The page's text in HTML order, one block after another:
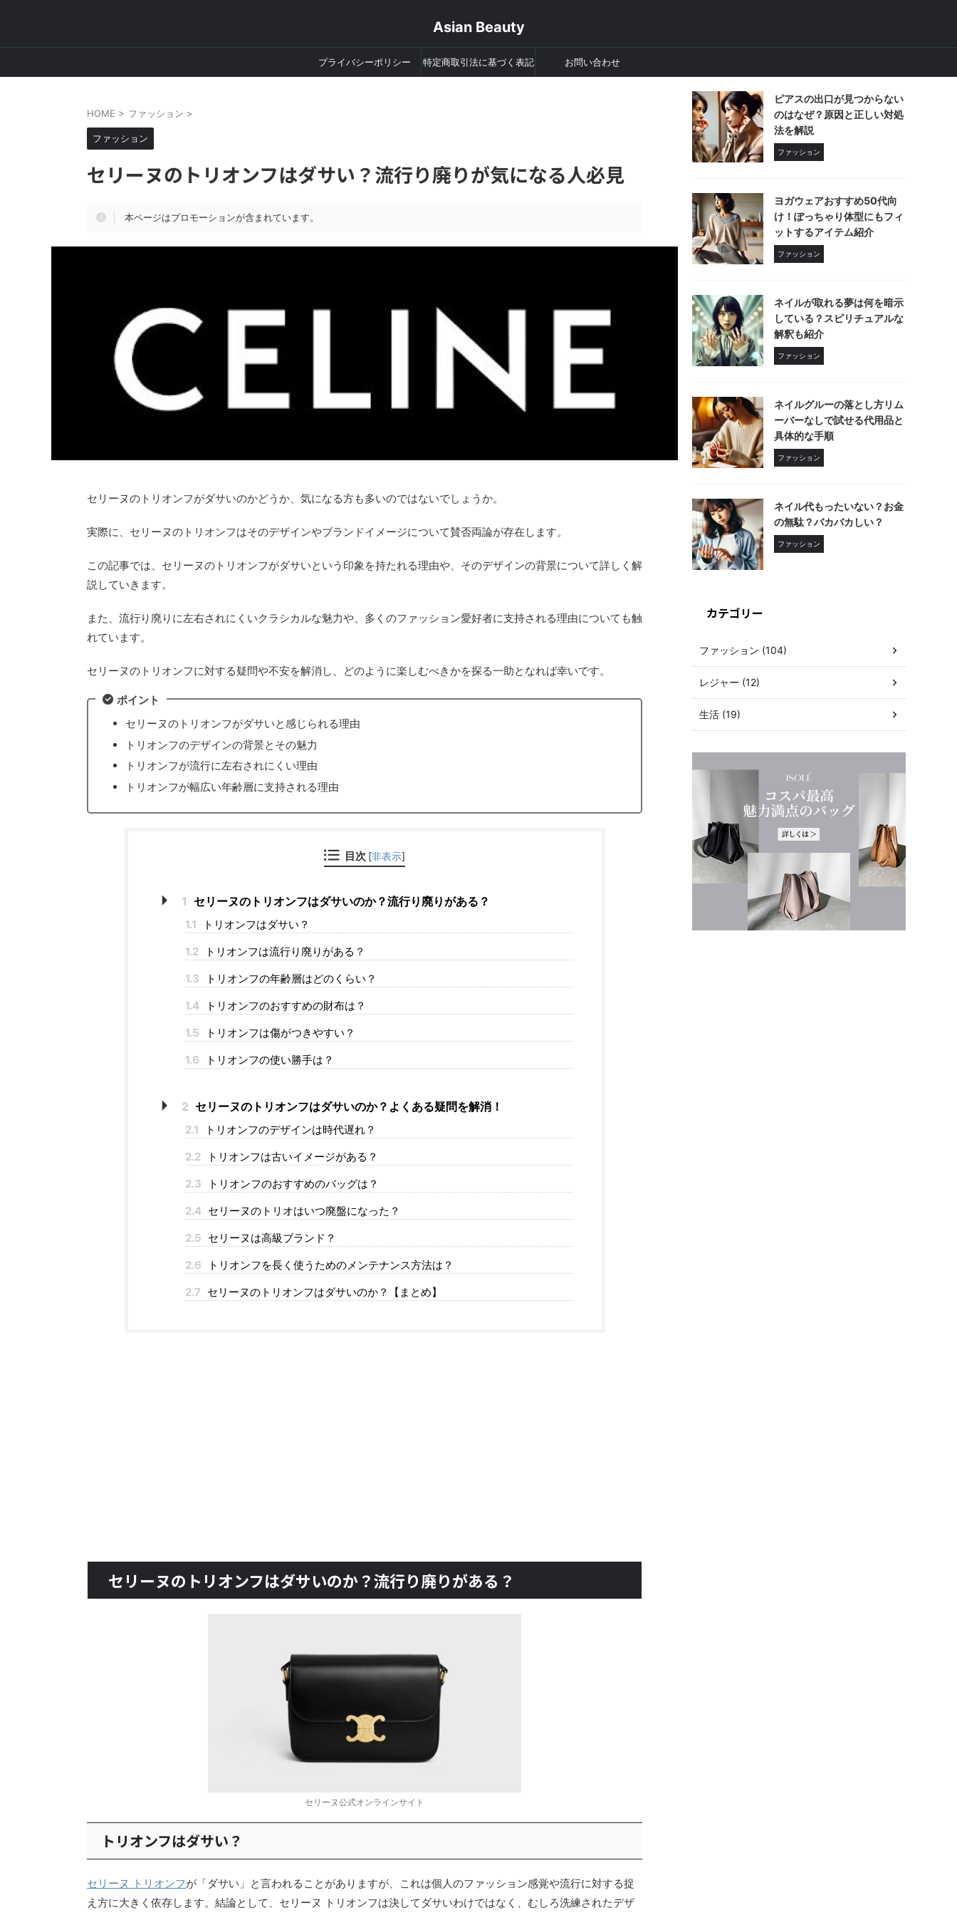
Asian Beauty
プライバシーポリシー 特定商取引法に基づく表記 お問い合わせ
HOME > ファッション >
ファッション
セリーヌのトリオンフはダサい？流行り廃りが気になる人必見
本ページはプロモーションが含まれています。
セリーヌのトリオンフがダサいのかどうか、気になる方も多いのではないでしょうか。
実際に、セリーヌのトリオンフはそのデザインやブランドイメージについて賛否両論が存在します。
この記事では、セリーヌのトリオンフがダサいという印象を持たれる理由や、そのデザインの背景について詳しく解
説していきます。
また、流行り廃りに左右されにくいクラシカルな魅力や、多くのファッション愛好者に支持される理由についても触
れています。
セリーヌのトリオンフに対する疑問や不安を解消し、どのように楽しむべきかを探る一助となれば幸いです。
ポイント
セリーヌのトリオンフがダサいと感じられる理由
トリオンフのデザインの背景とその魅力
トリオンフが流行に左右されにくい理由
トリオンフが幅広い年齢層に支持される理由
目次 [非表示]
1 セリーヌのトリオンフはダサいのか？流行り廃りがある？
1.1
トリオンフはダサい？
1.2
トリオンフは流行り廃りがある？
1.3
トリオンフの年齢層はどのくらい？
1.4
トリオンフのおすすめの財布は？
1.5
トリオンフは傷がつきやすい？
1.6
トリオンフの使い勝手は？
2 セリーヌのトリオンフはダサいのか？よくある疑問を解消！
2.1
トリオンフのデザインは時代遅れ？
2.2
トリオンフは古いイメージがある？
2.3
トリオンフのおすすめのバッグは？
2.4 セリーヌのトリオはいつ廃盤になった？
2.5 セリーヌは高級ブランド？
2.6
トリオンフを長く使うためのメンテナンス方法は？
2.7 セリーヌのトリオンフはダサいのか？【まとめ】
セリーヌのトリオンフはダサいのか？流行り廃りがある？
セリーヌ公式オンラインサイト
トリオンフはダサい？
セリーヌ トリオンフが「ダサい」と言われることがありますが、これは個人のファッション感覚や流行に対する捉
え方に大きく依存します。結論として、セリーヌ トリオンフは決してダサいわけではなく、むしろ洗練されたデザ
ピアスの出口が見つからない
のはなぜ？原因と正しい対処
法を解説
ファッション
ヨガウェアおすすめ50代向
け！ぽっちゃり体型にもフィ
ットするアイテム紹介
ファッション
ネイルが取れる夢は何を暗示
している？スピリチュアルな
解釈も紹介
ファッション
ネイルグルーの落とし方リム
ーバーなしで試せる代用品と
具体的な手順
ファッション
ネイル代もったいない？お金
の無駄？バカバカしい？
ファッション
カテゴリー
ファッション (104)
レジャー (12)
生活 (19)